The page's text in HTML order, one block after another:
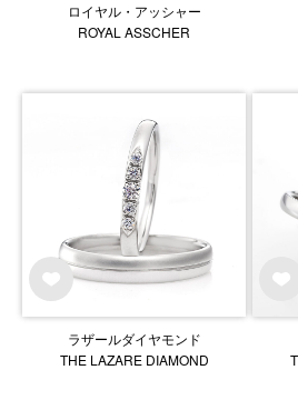
ロイヤル・アッシャー
ROYAL ASSCHER
ラザールダイヤモンド
THE LAZARE DIAMOND